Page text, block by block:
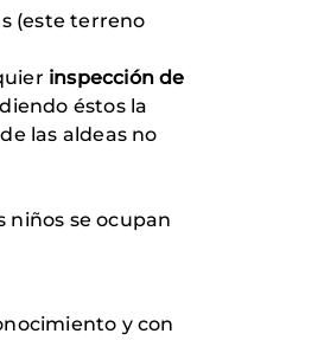
(este terreno
inspección de
éstos la
las aldeas no
niños se ocupan
y con